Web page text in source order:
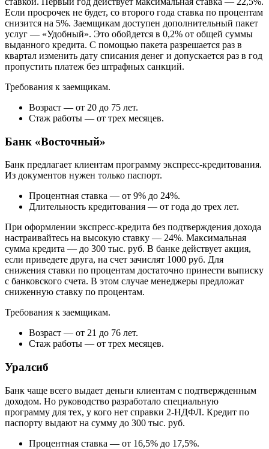
Если просрочек не будет, со второго года ставка по процентам
снизится на 5%. Заемщикам доступен дополнительный пакет
услуг — «Удобный». Это обойдется в 0,2% от общей суммы
выданного кредита. С помощью пакета разрешается раз в
квартал изменить дату списания денег и допускается раз в год
пропустить платеж без штрафных санкций.
Требования к заемщикам.
Возраст — от 20 до 75 лет.
Стаж работы — от трех месяцев.
Банк «Восточный»
Банк предлагает клиентам программу экспресс-кредитования.
Из документов нужен только паспорт.
Процентная ставка — от 9% до 24%.
Длительность кредитования — от года до трех лет.
При оформлении экспресс-кредита без подтверждения дохода
настраивайтесь на высокую ставку — 24%. Максимальная
сумма кредита — до 300 тыс. руб. В банке действует акция,
если приведете друга, на счет зачислят 1000 руб. Для
снижения ставки по процентам достаточно принести выписку
с банковского счета. В этом случае менеджеры предложат
сниженную ставку по процентам.
Требования к заемщикам.
Возраст — от 21 до 76 лет.
Стаж работы — от трех месяцев.
Уралсиб
Банк чаще всего выдает деньги клиентам с подтвержденным
доходом. Но руководство разработало специальную
программу для тех, у кого нет справки 2-НДФЛ. Кредит по
паспорту выдают на сумму до 300 тыс. руб.
Процентная ставка — от 16,5% до 17,5%.